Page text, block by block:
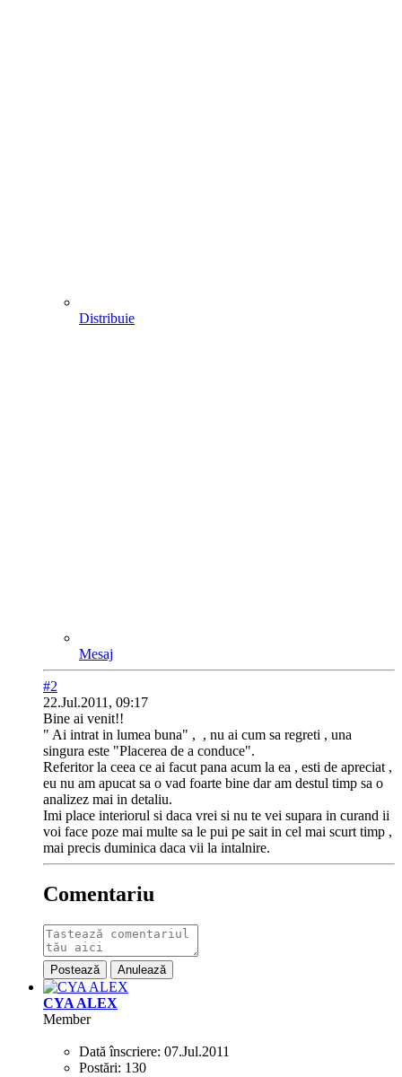
Distribuie
Mesaj
#2
22.Jul.2011, 09:17
Bine ai venit!!
" Ai intrat in lumea buna" , , nu ai cum sa regreti , una
singura este "Placerea de a conduce".
Referitor la ceea ce ai facut pana acum la ea , esti de apreciat ,
eu nu am apucat sa o vad foarte bine dar am destul timp sa o
analizez mai in detaliu.
Imi place interiorul si daca vrei si nu te vei supara in curand ii
voi face poze mai multe sa le pui pe sait in cel mai scurt timp ,
mai precis duminica daca vii la intalnire.
Comentariu
Postează Anulează
CYA ALEX
Member
Dată înscriere: 07.Jul.2011
Postări: 130